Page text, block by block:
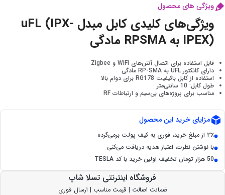
ویژگی های محصول
ویژگی‌های کلیدی کابل مبدل uFL (IPX-
IPEX) به RPSMA مادگی
قابل استفاده برای اتصال آنتن‌های WiFi و Zigbee
دارای کانکتور UFL به RP-SMA مادگی
استفاده از کابل باکیفیت RG178 برای دوام بالا
طول کابل: 10 سانتی‌متر
مناسب برای پروژه‌های بی‌سیم و ارتباطات RF
مزایای خرید این محصول
۳٪ از مبلغ خرید، فوری به کیف پولت برمی‌گرده
با نوشتن نظرت، اعتبار هدیه دریافت می‌کنی
50 هزار تومان تخفیف اولین خرید با کد TESLA
فروشگاه اینترنتی تسلا شاپ
ضمانت اصالت | قیمت مناسب | ارسال فوری